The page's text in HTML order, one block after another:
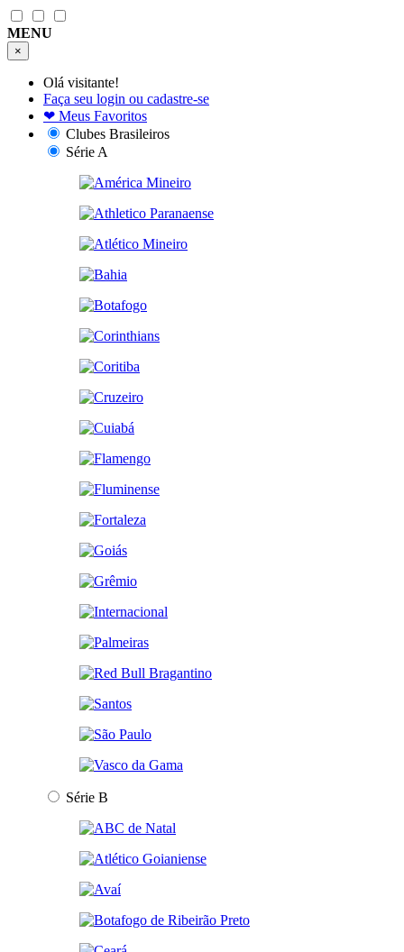
MENU
×
Olá visitante!
Faça seu login ou cadastre-se
❤ Meus Favoritos
Clubes Brasileiros
Série A
Série B